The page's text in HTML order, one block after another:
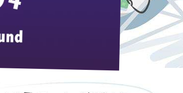
来源：本站 作者：管理员 时间：
商朋友、尊敬的媒体朋友们：
、伴随温暖的春风，我们相逢在九省通衢的
牌的美好明天，共同抒写振兴湖北经济的壮
示热烈的欢迎！对获得表彰的经销商和业务